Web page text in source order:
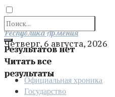
Результатов нет
Читать все
результаты
Отправить
Республика Армения
Четверг, 6 августа, 2026
Официальная хроника
Государство